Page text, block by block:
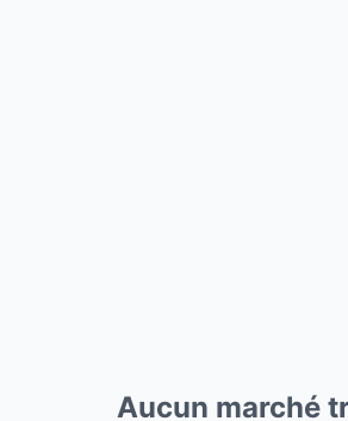
Aucun marché